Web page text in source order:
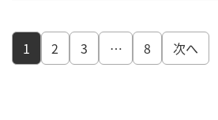
投
1 2 3 … 8 次へ